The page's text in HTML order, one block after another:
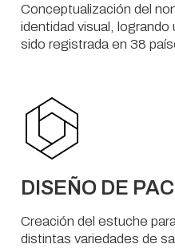
Conceptualización del
identidad visual, logrando
sido registrada en 38
DISEÑO DE
Creación del estuche
distintas variedades de